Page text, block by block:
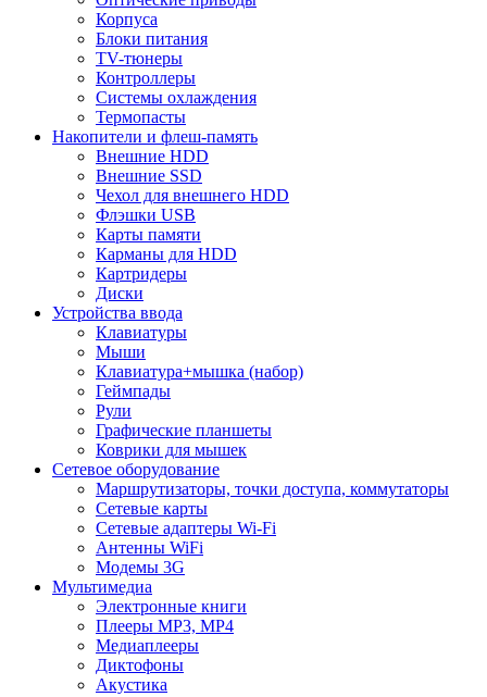
Корпуса
Блоки питания
TV-тюнеры
Контроллеры
Системы охлаждения
Термопасты
Накопители и флеш-память
Внешние HDD
Внешние SSD
Чехол для внешнего HDD
Флэшки USB
Карты памяти
Карманы для HDD
Картридеры
Диски
Устройства ввода
Клавиатуры
Мыши
Клавиатура+мышка (набор)
Геймпады
Рули
Графические планшеты
Коврики для мышек
Сетевое оборудование
Маршрутизаторы, точки доступа, коммутаторы
Сетевые карты
Сетевые адаптеры Wi-Fi
Антенны WiFi
Модемы 3G
Мультимедиа
Электронные книги
Плееры MP3, MP4
Медиаплееры
Диктофоны
Акустика